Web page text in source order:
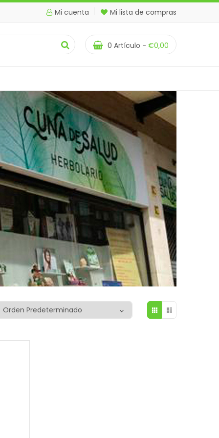
Mi cuenta Mi lista de compras
0 Artículo - €0,00